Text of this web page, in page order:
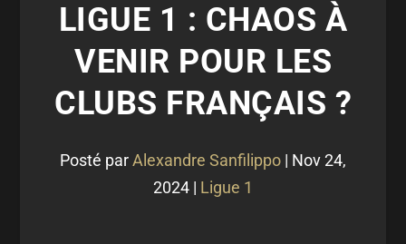
LIGUE 1 : CHAOS À
VENIR POUR LES
CLUBS FRANÇAIS ?
Posté parAlexandre Sanfilippo | Nov 24,
2024 | Ligue 1